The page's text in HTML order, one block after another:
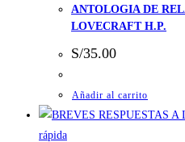
ANTOLOGIA DE
LOVECRAFT H.P.
S/35.00
Añadir al carrito
rápida